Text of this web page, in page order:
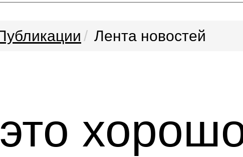
Лента новостей